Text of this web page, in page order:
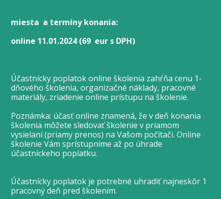
miesta a termíny konania:
online 11.01.2024(69 eur s DPH)
Účastnícky poplatok online školenia zahŕňa cenu 1-
dňového školenia, organizačné náklady, pracovné
materiály, zriadenie online prístupu na školenie.
Poznámka: účasť online znamená, že v deň konania
školenia môžete sledovať školenie v priamom
vysielaní (priamy prenos) na Vašom počítači. Online
školenie Vám sprístupníme až po úhrade
účastníckeho poplatku.
Účastnícky poplatok je potrebné uhradiť najneskôr 1
pracovný deň pred školením.